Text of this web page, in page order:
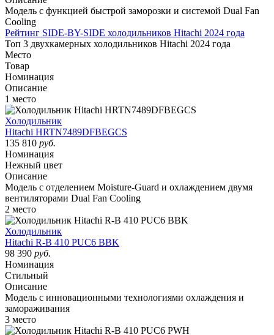
Модель с функцией быстрой заморозки и системой Dual Fan
Cooling
Рейтинг SIDE-BY-SIDE холодильников Hitachi 2024 года
Топ 3 двухкамерных холодильников Hitachi 2024 года
Место
Товар
Номинация
Описание
1 место
Холодильник
Hitachi HRTN7489DFBEGCS
135 810 руб.
Номинация
Нежный цвет
Описание
Модель с отделением Moisture-Guard и охлаждением двумя
вентиляторами Dual Fan Cooling
2 место
Холодильник
Hitachi R-B 410 PUC6 BBK
98 390 руб.
Номинация
Стильный
Описание
Модель с инновационными технологиями охлаждения и
замораживания
3 место